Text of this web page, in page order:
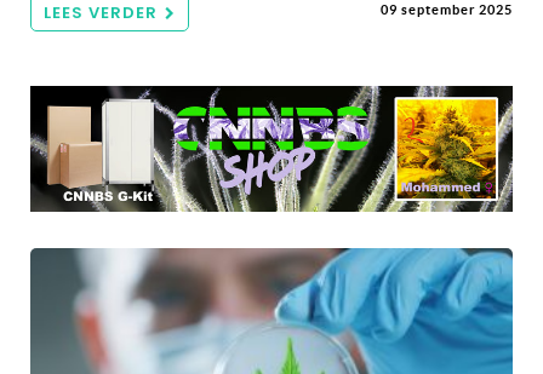
LEES VERDER 09 september 2025